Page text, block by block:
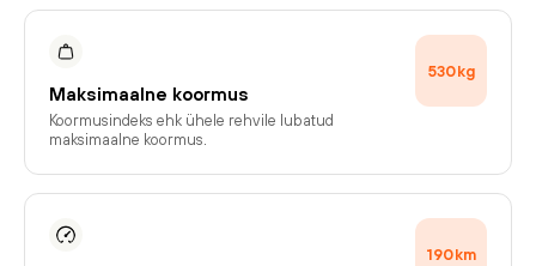
Maksimaalne koormus
Koormusindeks ehk ühele rehvile lubatud
maksimaalne koormus.
530kg
190km